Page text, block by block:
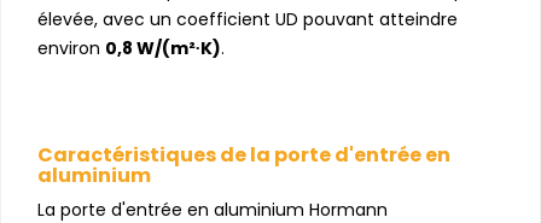
élevée, avec un coefficient UD pouvant atteindre
environ 0,8 W/(m²∙K).
Caractéristiques de la porte d'entrée en
aluminium
La porte d'entrée en aluminium Hormann